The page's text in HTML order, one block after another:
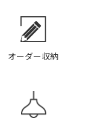
オーダー収納